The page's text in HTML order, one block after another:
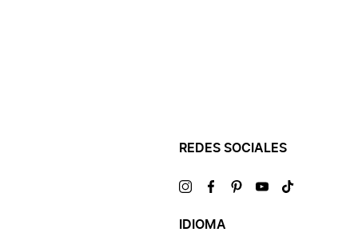
REDES SOCIALES
VisítanosVisítanosVisítanosVisítanosVisítanos
IDIOMA